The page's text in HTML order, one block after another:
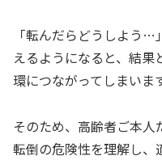
「転んだらどうしよう
えるようになると、結
環につながってしまいま
そのため、高齢者ご本
転倒の危険性を理解し、